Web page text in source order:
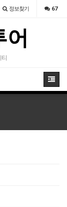
정보찾기 67